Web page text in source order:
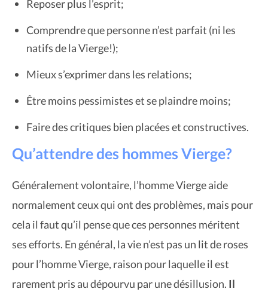
Reposer plus l’esprit;
Comprendre que personne n’est parfait (ni les
natifs de la Vierge!);
Mieux s’exprimer dans les relations;
Être moins pessimistes et se plaindre moins;
Faire des critiques bien placées et constructives.
Qu’attendre des hommes Vierge?
Généralement volontaire, l’homme Vierge aide
normalement ceux qui ont des problèmes, mais pour
cela il faut qu’il pense que ces personnes méritent
ses efforts. En général, la vie n’est pas un lit de roses
pour l’homme Vierge, raison pour laquelle il est
rarement pris au dépourvu par une désillusion. Il